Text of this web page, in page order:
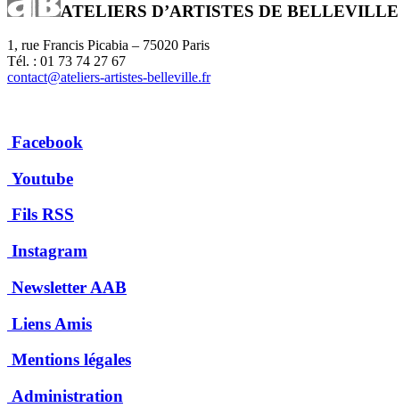
ATELIERS D’ARTISTES DE BELLEVILLE
1, rue Francis Picabia – 75020 Paris
Tél. : 01 73 74 27 67
contact@ateliers-artistes-belleville.fr
Facebook
Youtube
Fils RSS
Instagram
Newsletter AAB
Liens Amis
Mentions légales
Administration